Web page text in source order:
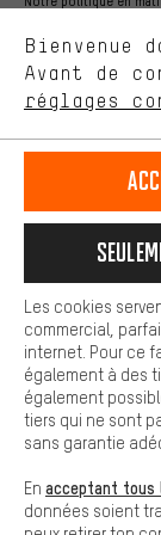
Langue"
RÉSILIER
Programme
Reprise des
Tous les
frais
Bienvenue
Avant de
réglages
nous
Plus de
est plus
Nous
facilement
facilement
Cookies
Les cookies
fonctions
Les cookies
commercial,
internet. Pour ce
également à des
également
tiers qui ne sont
sans garantie
En acceptant tous
données soient